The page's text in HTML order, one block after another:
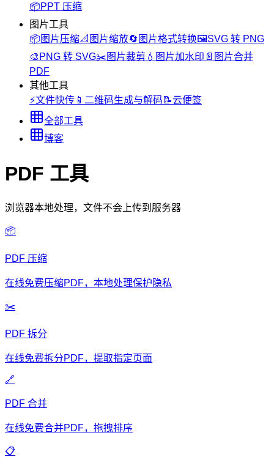
📦PPT 压缩
图片工具
📦 图片压缩📐 图片缩放🔄 图片格式转换🖼️SVG 转 PNG
🎨 PNG 转 SVG✂️图片裁剪 💧 图片加水印 📄 图片合并
PDF
其他工具
⚡文件快传 📱 二维码生成与解码 📝云便签
全部工具
博客
PDF 工具
浏览器本地处理，文件不会上传到服务器
📦
PDF 压缩
在线免费压缩PDF，本地处理保护隐私
✂️
PDF 拆分
在线免费拆分PDF，提取指定页面
🔗
PDF 合并
在线免费合并PDF，拖拽排序
📋